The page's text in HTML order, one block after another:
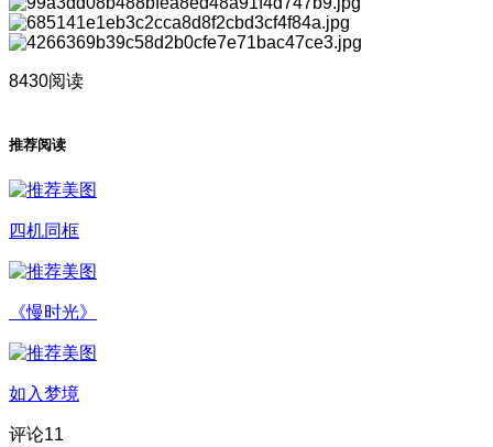
8430阅读
推荐阅读
四机同框
《慢时光》
如入梦境
评论11